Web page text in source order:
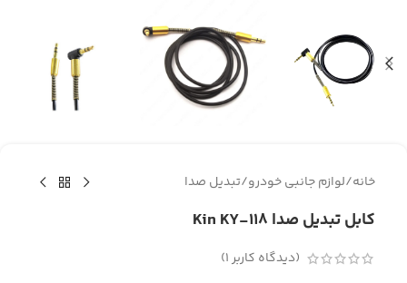
خانه/لوازم جانبی خودرو/تبدیل صدا
کابل تبدیل صدا Kin KY-118
(دیدگاه کاربر1
)